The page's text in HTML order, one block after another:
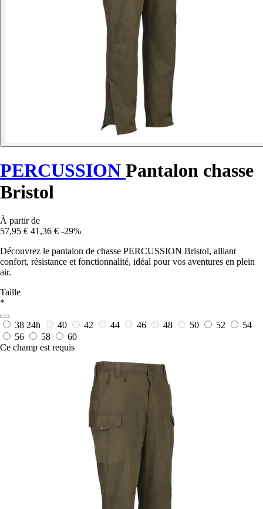
PERCUSSION Pantalon chasse
Bristol
À partir de
57,95 € 41,36 € -29%
Découvrez le pantalon de chasse PERCUSSION Bristol, alliant
confort, résistance et fonctionnalité, idéal pour vos aventures en plein
air.
Taille
*
38 24h 40 42 44 46 48 50 52
54
56
58
60
Ce champ est requis